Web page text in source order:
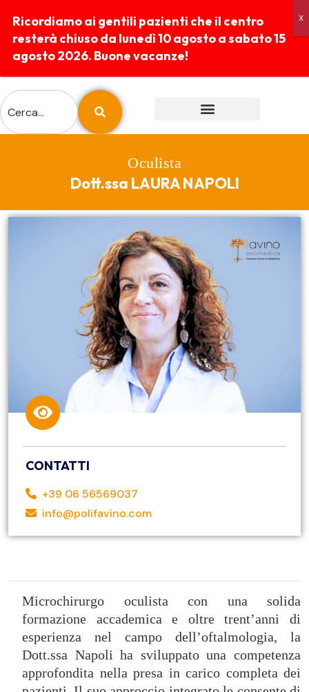
Oculista
Dott.ssa LAURA NAPOLI
CONTATTI
+39 06 56569037
info@polifavino.com
Microchirurgo oculista con una solida
formazione accademica e oltre trent’anni di
esperienza nel campo dell’oftalmologia, la
Dott.ssa Napoli ha sviluppato una competenza
approfondita nella presa in carico completa dei
Ricordiamo ai gentili pazienti che il centro
resterà chiuso da lunedì 10 agosto a sabato 15
agosto 2026. Buone vacanze!